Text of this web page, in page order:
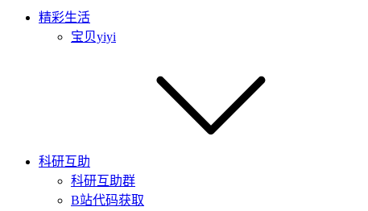
精彩生活
宝贝yiyi
科研互助
科研互助群
B站代码获取